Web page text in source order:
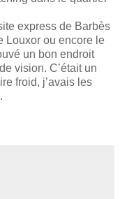
express de Barbès
Louxor ou encore le
un bon endroit
vision. C’était un
froid, j’avais les